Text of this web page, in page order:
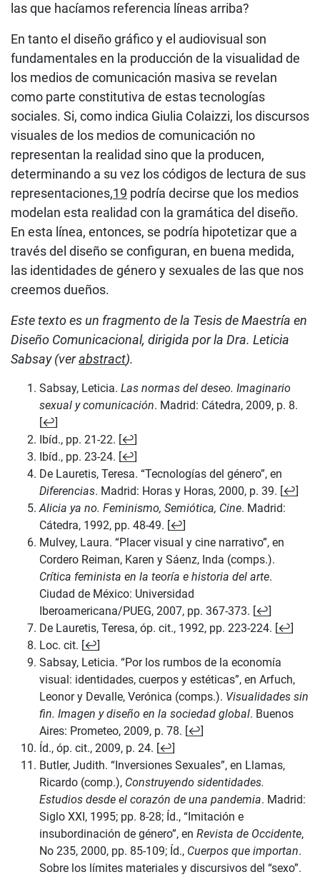
las que hacíamos referencia líneas arriba?
En tanto el diseño gráfico y el audiovisual son
fundamentales en la producción de la visualidad de
los medios de comunicación masiva se revelan
como parte constitutiva de estas tecnologías
sociales. Si, como indica Giulia Colaizzi, los discursos
visuales de los medios de comunicación no
representan la realidad sino que la producen,
determinando a su vez los códigos de lectura de sus
representaciones,19 podría decirse que los medios
modelan esta realidad con la gramática del diseño.
En esta línea, entonces, se podría hipotetizar que a
través del diseño se configuran, en buena medida,
las identidades de género y sexuales de las que nos
creemos dueños.
Este texto es un fragmento de la Tesis de Maestría en
Diseño Comunicacional, dirigida por la Dra. Leticia
Sabsay (verabstract).
Sabsay, Leticia. Las normas del deseo. Imaginario
sexual y comunicación. Madrid: Cátedra, 2009, p. 8.
[↩]
Ibíd., pp. 21-22. [↩]
Ibíd., pp. 23-24. [↩]
De Lauretis, Teresa. “Tecnologías del género”, en
Diferencias. Madrid: Horas y Horas, 2000, p. 39. [↩]
Alicia ya no. Feminismo, Semiótica, Cine. Madrid:
Cátedra, 1992, pp. 48-49. [↩]
Mulvey, Laura. “Placer visual y cine narrativo”, en
Cordero Reiman, Karen y Sáenz, Inda (comps.).
Crítica feminista en la teoría e historia del arte.
Ciudad de México: Universidad
Iberoamericana/PUEG, 2007, pp. 367-373. [↩]
De Lauretis, Teresa, óp. cit., 1992, pp. 223-224. [↩]
Loc. cit. [↩]
Sabsay, Leticia. “Por los rumbos de la economía
visual: identidades, cuerpos y estéticas”, en Arfuch,
Leonor y Devalle, Verónica (comps.). Visualidades sin
fin. Imagen y diseño en la sociedad global. Buenos
Aires: Prometeo, 2009, p. 78. [↩]
Íd., óp. cit., 2009, p. 24. [↩]
Butler, Judith. “Inversiones Sexuales”, en Llamas,
Ricardo (comp.), Construyendo sidentidades.
Estudios desde el corazón de una pandemia. Madrid:
Siglo XXI, 1995; pp. 8-28; Íd., “Imitación e
insubordinación de género”, en Revista de Occidente,
No 235, 2000, pp. 85-109; Íd., Cuerpos que importan.
Sobre los límites materiales y discursivos del “sexo”.